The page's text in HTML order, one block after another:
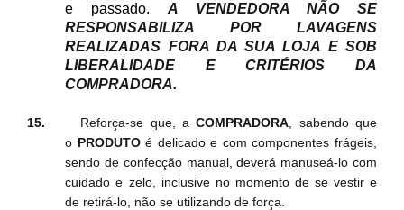
e passado. A VENDEDORA NÃO SE
RESPONSABILIZA POR LAVAGENS
REALIZADAS FORA DA SUA LOJA E SOB
LIBERALIDADE E CRITÉRIOS DA
COMPRADORA.
15. Reforça-se que, aCOMPRADORA , sabendo que
o PRODUTOé delicado e com componentes frágeis,
sendo de confecção manual, deverá manuseá-lo com
cuidado e zelo, inclusive no momento de se vestir e
de retirá-lo, não se utilizando de força.